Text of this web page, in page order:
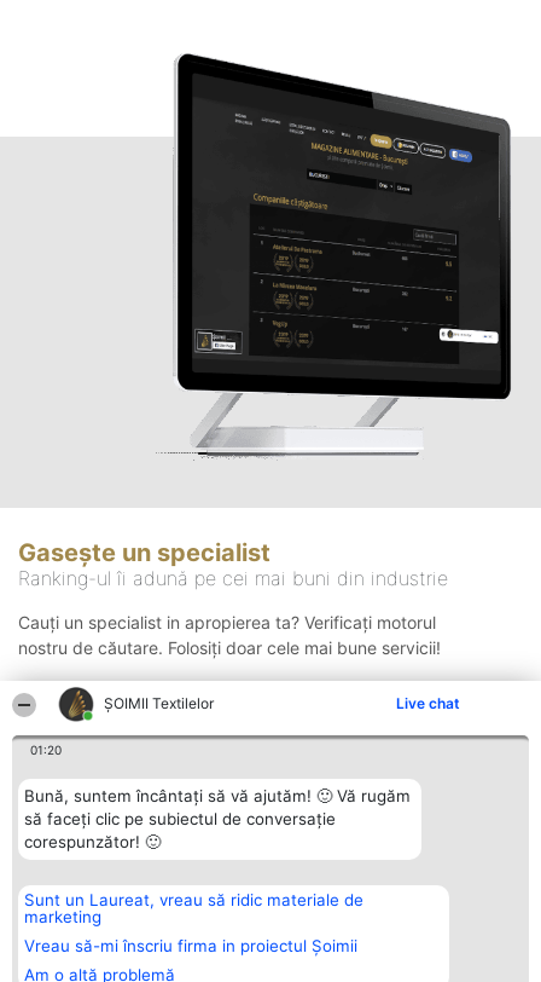
ȘOIMII Textilelor Live chat
01:20
Bună, suntem încântați să vă ajutăm! 🙂 Vă rugăm
să faceți clic pe subiectul de conversație
corespunzător! 🙂
Sunt un Laureat, vreau să ridic materiale de
marketing
Vreau să-mi înscriu firma in proiectul Șoimii
Am o altă problemă
Gasește un specialist
Ranking-ul îi adună pe cei mai buni din industrie
Cauți un specialist in apropierea ta? Verificați motorul
nostru de căutare. Folosiți doar cele mai bune servicii!
Organizator Ranking
BRIGHT SOLUTIONS BR SRL
Aleea Timisul De Sus 2 Bl. A30
Sc. A Et. 4 Ap. 13 Cod 061952
București
Plebiscyt
Lista Tuturor
Laureaților
Contact